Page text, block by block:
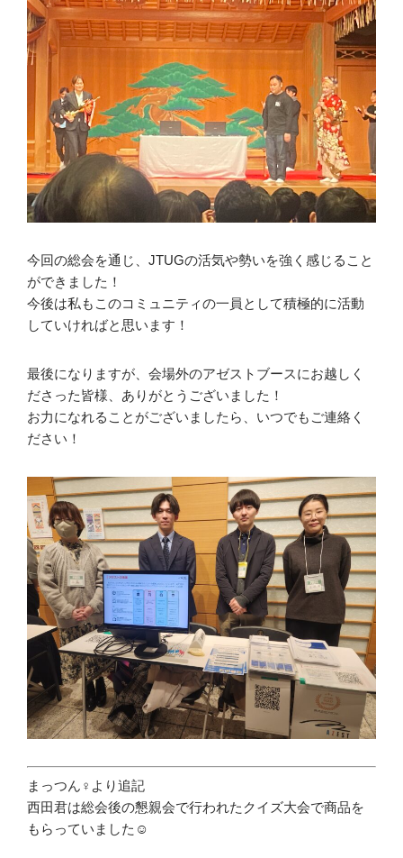
今回の総会を通じ、JTUGの活気や勢いを強く感じること
ができました！
今後は私もこのコミュニティの一員として積極的に活動
していければと思います！
最後になりますが、会場外のアゼストブースにお越しく
ださった皆様、ありがとうございました！
お力になれることがございましたら、いつでもご連絡く
ださい！
まっつん♀より追記
西田君は総会後の懇親会で行われたクイズ大会で商品を
もらっていました☺